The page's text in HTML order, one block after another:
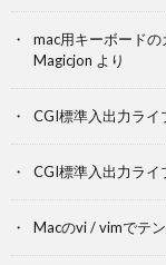
mac用キーボード
Magicjon より
CGI標準入出力ラ
CGI標準入出力ラ
Macのvi / vimでテ